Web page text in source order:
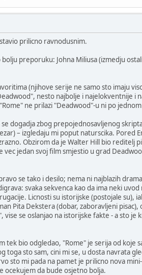
prilicno ravnodusnim.
preporuku: Johna Miliusa (izmedju
(njihove serije ne samo sto imaju
nesto najbolje i najelokventnije i
ne prilazi "Deadwood"-u ni po
dogadja zbog prepojednosavljenog
– izgledaju mi poput naturscika. Pored
Obzirom da je Walter Hill bio reditelj
jedan svoj film smjestio u grad
se tako i desilo; nema ni najblazih
svaka sekvenca kao da ima neki
Licnosti su istorijske (postojale su),
Pita Dekstera (dobar, zaboravljeni
vise se oslanjao na istorijske fakte - a sto
tek bio odgledao, "Rome" je serija od koje
toga sto sam, cini mi se, u dosta navrata
sto mi pada na pamet je prilicno nova
ocekujem da bude osjetno bolja.